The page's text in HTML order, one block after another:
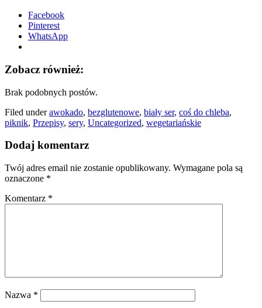
Facebook
Pinterest
WhatsApp
Zobacz również:
Brak podobnych postów.
Filed underawokado, bezglutenowe, biały ser, coś do chleba,
piknik, Przepisy, sery, Uncategorized, wegetariańskie
Dodaj komentarz
Twój adres email nie zostanie opublikowany. Wymagane pola są
oznaczone *
Komentarz *
Nazwa *